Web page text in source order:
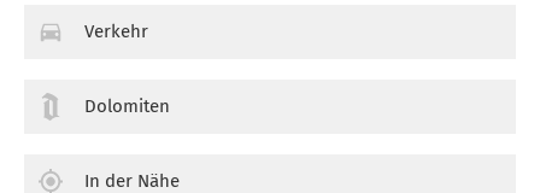
Verkehr
Dolomiten
In der Nähe